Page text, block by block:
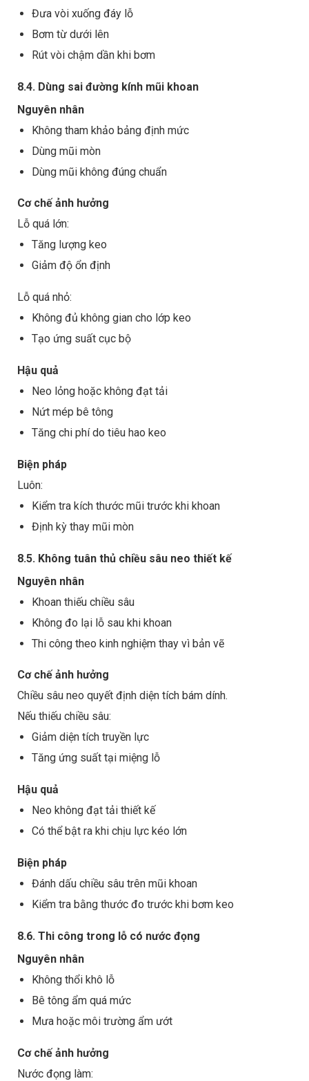
Đưa vòi xuống đáy lỗ
Bơm từ dưới lên
Rút vòi chậm dần khi bơm
8.4. Dùng sai đường kính mũi khoan
Nguyên nhân
Không tham khảo bảng định mức
Dùng mũi mòn
Dùng mũi không đúng chuẩn
Cơ chế ảnh hưởng
Lỗ quá lớn:
Tăng lượng keo
Giảm độ ổn định
Lỗ quá nhỏ:
Không đủ không gian cho lớp keo
Tạo ứng suất cục bộ
Hậu quả
Neo lỏng hoặc không đạt tải
Nứt mép bê tông
Tăng chi phí do tiêu hao keo
Biện pháp
Luôn:
Kiểm tra kích thước mũi trước khi khoan
Định kỳ thay mũi mòn
8.5. Không tuân thủ chiều sâu neo thiết kế
Nguyên nhân
Khoan thiếu chiều sâu
Không đo lại lỗ sau khi khoan
Thi công theo kinh nghiệm thay vì bản vẽ
Cơ chế ảnh hưởng
Chiều sâu neo quyết định diện tích bám dính.
Nếu thiếu chiều sâu:
Giảm diện tích truyền lực
Tăng ứng suất tại miệng lỗ
Hậu quả
Neo không đạt tải thiết kế
Có thể bật ra khi chịu lực kéo lớn
Biện pháp
Đánh dấu chiều sâu trên mũi khoan
Kiểm tra bằng thước đo trước khi bơm keo
8.6. Thi công trong lỗ có nước đọng
Nguyên nhân
Không thổi khô lỗ
Bê tông ẩm quá mức
Mưa hoặc môi trường ẩm ướt
Cơ chế ảnh hưởng
Nước đọng làm: